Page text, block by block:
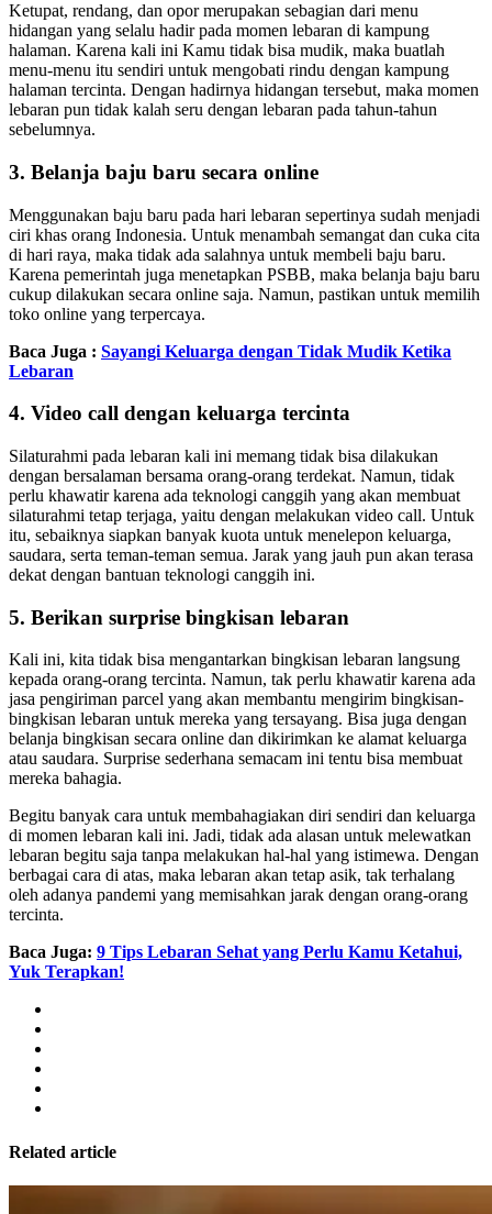
Ketupat, rendang, dan opor merupakan sebagian dari menu
hidangan yang selalu hadir pada momen lebaran di kampung
halaman. Karena kali ini Kamu tidak bisa mudik, maka buatlah
menu-menu itu sendiri untuk mengobati rindu dengan kampung
halaman tercinta. Dengan hadirnya hidangan tersebut, maka momen
lebaran pun tidak kalah seru dengan lebaran pada tahun-tahun
sebelumnya.
3. Belanja baju baru secara online
Menggunakan baju baru pada hari lebaran sepertinya sudah menjadi
ciri khas orang Indonesia. Untuk menambah semangat dan cuka cita
di hari raya, maka tidak ada salahnya untuk membeli baju baru.
Karena pemerintah juga menetapkan PSBB, maka belanja baju baru
cukup dilakukan secara online saja. Namun, pastikan untuk memilih
toko online yang terpercaya.
Baca Juga : Sayangi Keluarga dengan Tidak Mudik Ketika
Lebaran
4. Video call dengan keluarga tercinta
Silaturahmi pada lebaran kali ini memang tidak bisa dilakukan
dengan bersalaman bersama orang-orang terdekat. Namun, tidak
perlu khawatir karena ada teknologi canggih yang akan membuat
silaturahmi tetap terjaga, yaitu dengan melakukan video call. Untuk
itu, sebaiknya siapkan banyak kuota untuk menelepon keluarga,
saudara, serta teman-teman semua. Jarak yang jauh pun akan terasa
dekat dengan bantuan teknologi canggih ini.
5. Berikan surprise bingkisan lebaran
Kali ini, kita tidak bisa mengantarkan bingkisan lebaran langsung
kepada orang-orang tercinta. Namun, tak perlu khawatir karena ada
jasa pengiriman parcel yang akan membantu mengirim bingkisan-
bingkisan lebaran untuk mereka yang tersayang. Bisa juga dengan
belanja bingkisan secara online dan dikirimkan ke alamat keluarga
atau saudara. Surprise sederhana semacam ini tentu bisa membuat
mereka bahagia.
Begitu banyak cara untuk membahagiakan diri sendiri dan keluarga
di momen lebaran kali ini. Jadi, tidak ada alasan untuk melewatkan
lebaran begitu saja tanpa melakukan hal-hal yang istimewa. Dengan
berbagai cara di atas, maka lebaran akan tetap asik, tak terhalang
oleh adanya pandemi yang memisahkan jarak dengan orang-orang
tercinta.
Baca Juga: 9 Tips Lebaran Sehat yang Perlu Kamu Ketahui,
Yuk Terapkan!
Related article